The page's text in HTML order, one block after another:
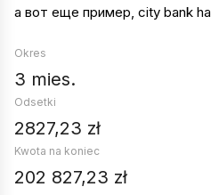
а вот еще пример, city bank
Okres
3 mies.
Odsetki
2827,23 zł
Kwota na koniec
202 827,23 zł